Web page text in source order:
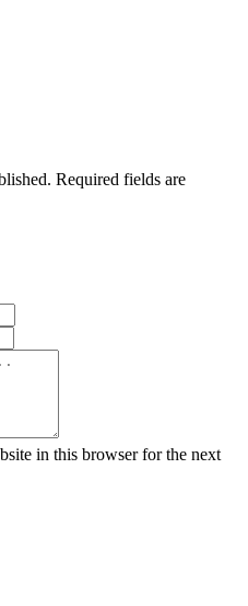
Required fields are
in this browser for the next